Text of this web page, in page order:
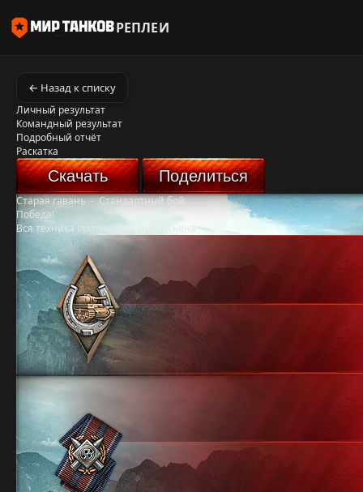
РЕПЛЕИ
← Назад к списку
Личный результат
Командный результат
Подробный отчёт
Раскатка
Скачать Поделиться
Старая гавань-Стандартный бой
Победа!
Вся техника противника уничтожена